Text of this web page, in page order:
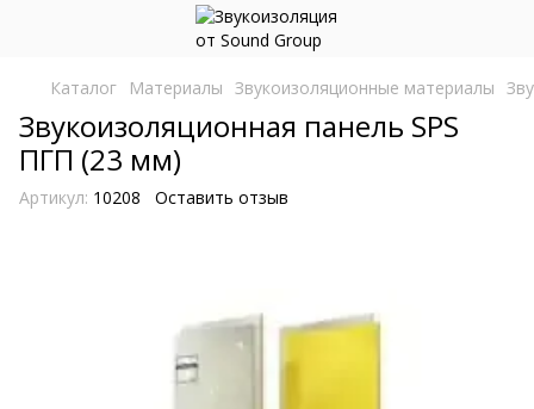
Каталог Материалы Звукоизоляционные материалы
Звукоизоляционная панель SPS
ПГП (23 мм)
Артикул: 10208 Оставить отзыв